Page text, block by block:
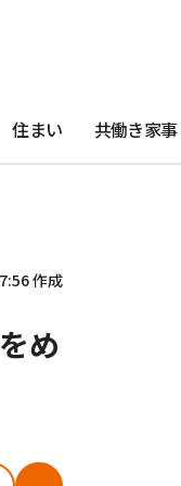
住まい 共働き家事
作成
め